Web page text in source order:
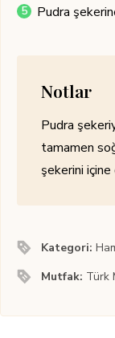
Pudra
Notlar
Pudra
tamamen
şekerini
Kategori:
Mutfak: Türk